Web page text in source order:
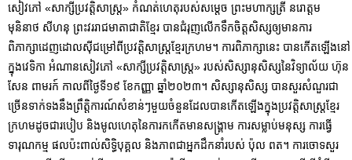
សៀវភៅ «សាក្សីប្រវត្តិសាស្ត្រ» កំណត់ហេតុរបស់សម្តេច ព្រះមហាក្សត្រី នរោត្តម
មុនិនាថ សីហនុ ព្រះវររាជមាតាជាតិខ្មែរ បានជំរុញលើកទឹកចិត្តសិស្សឲ្យមានការ
ពិភាក្សាដេញដោលស៊ីជម្រៅពីប្រវត្តិសាស្ត្រខ្មែរក្រហម។ ការពិភាក្សានេះ បានកើតឡើងនៅ
ក្នុងវេទិកា អំណានសៀវភៅ «សាក្សីប្រវត្តិសាស្ត្រ» របស់សិស្សានុសិស្សនៃវិទ្យាល័យ ហ៊ុន
សែន ពាមរក៍ កាលពីថ្ងៃទី១៩ ខែកញ្ញា ឆ្នាំ២០២៣។ សិស្សានុសិស្ស បានសួរសំណួរជា
ច្រើនទាក់ទងនឹងព្រឹត្តិការណ៍សំខាន់ៗមួយចំនួនដែលបានកើតឡើងក្នុងប្រវត្តិសាស្ត្រខ្មែរ
ក្រហមដូចជារបៀប និងមូលហេតុនៃការកកើតមានសង្គ្រាម ការសម្លាប់មនុស្ស ការធ្វើ
ទារុណកម្ម ផលប៉ះពាល់សិទ្ធិបុគ្គល និងភាពជាអ្នកដឹកនាំរបស់ ប៉ុល ពត។ ការចោទសួរ